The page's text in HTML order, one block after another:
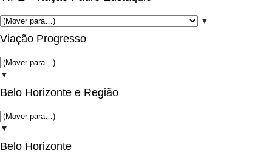
▼
Viação Progresso
▼
Belo Horizonte e Região
▼
Belo Horizonte